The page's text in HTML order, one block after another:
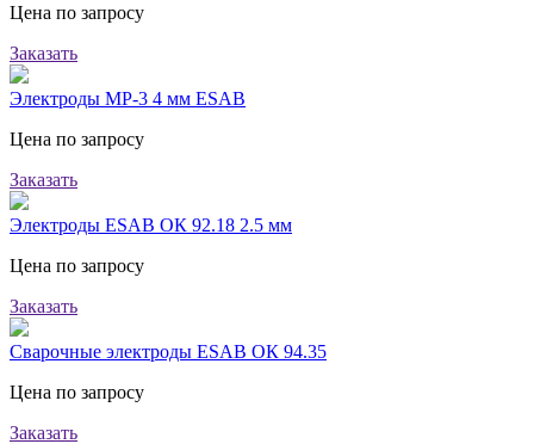
Цена по запросу
Заказать
Электроды МР-3 4 мм ESAB
Цена по запросу
Заказать
Электроды ESAB ОК 92.18 2.5 мм
Цена по запросу
Заказать
Сварочные электроды ESAB ОК 94.35
Цена по запросу
Заказать